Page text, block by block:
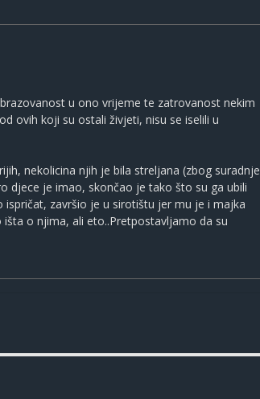
u ono vrijeme te zatrovanost nekim
ovih koji su ostali živjeti, nisu se iselili u
nekolicina njih je bila streljana (zbog suradnje
djece je imao, skončao je tako što su ga ubili
završio je u sirotištu jer mu je i majka
o njima, ali eto..Pretpostavljamo da su